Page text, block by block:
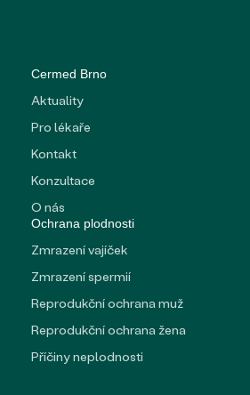
Cermed Brno
Aktuality
Pro lékaře
Kontakt
Konzultace
O nás
Ochrana plodnosti
Zmrazení vajíček
Zmrazení spermií
Reprodukční ochrana muž
Reprodukční ochrana žena
Příčiny neplodnosti